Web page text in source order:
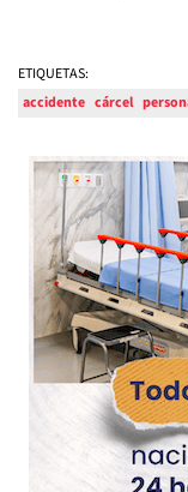
ETIQUETAS:
accidente cárcel